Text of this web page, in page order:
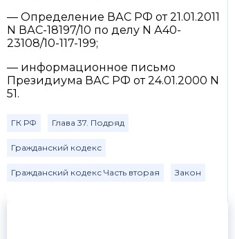
— Определение ВАС РФ от 21.01.2011
N ВАС-18197/10 по делу N А40-
23108/10-117-199;
— информационное письмо
Президиума ВАС РФ от 24.01.2000 N
51.
ГК РФ Глава 37. Подряд
Гражданский кодекс
Гражданский кодекс Часть вторая Закон